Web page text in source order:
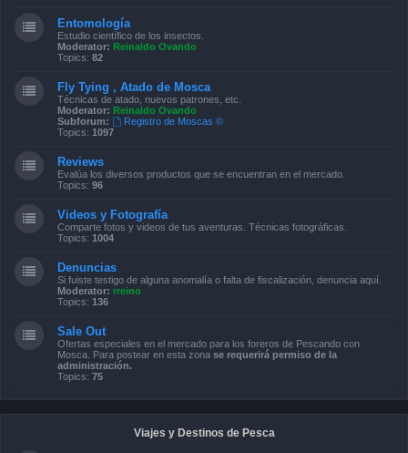
Entomología
Estudio científico de los insectos.
Moderator: Reinaldo Ovando
Topics: 82
Fly Tying , Atado de Mosca
Técnicas de atado, nuevos patrones, etc.
Moderator: Reinaldo Ovando
Subforum:
Registro de Moscas ©
Topics: 1097
Reviews
Evalúa los diversos productos que se encuentran en el mercado.
Topics: 96
Videos y Fotografía
Comparte fotos y videos de tus aventuras. Técnicas fotográficas.
Topics: 1004
Denuncias
Si fuiste testigo de alguna anomalía o falta de fiscalización, denuncia aquí.
Moderator: rreino
Topics: 136
Sale Out
Ofertas especiales en el mercado para los foreros de Pescando con
Mosca. Para postear en esta zona se requerirá permiso de la
administración.
Topics: 75
Viajes y Destinos de Pesca